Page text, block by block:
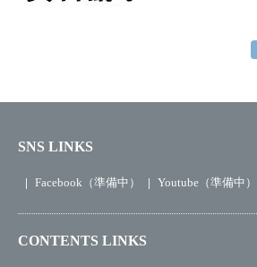
SNS LINKS
Facebook（準備中） Youtube（準備中）
CONTENTS LINKS